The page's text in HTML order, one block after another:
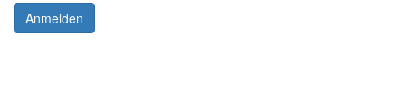
Anmelden